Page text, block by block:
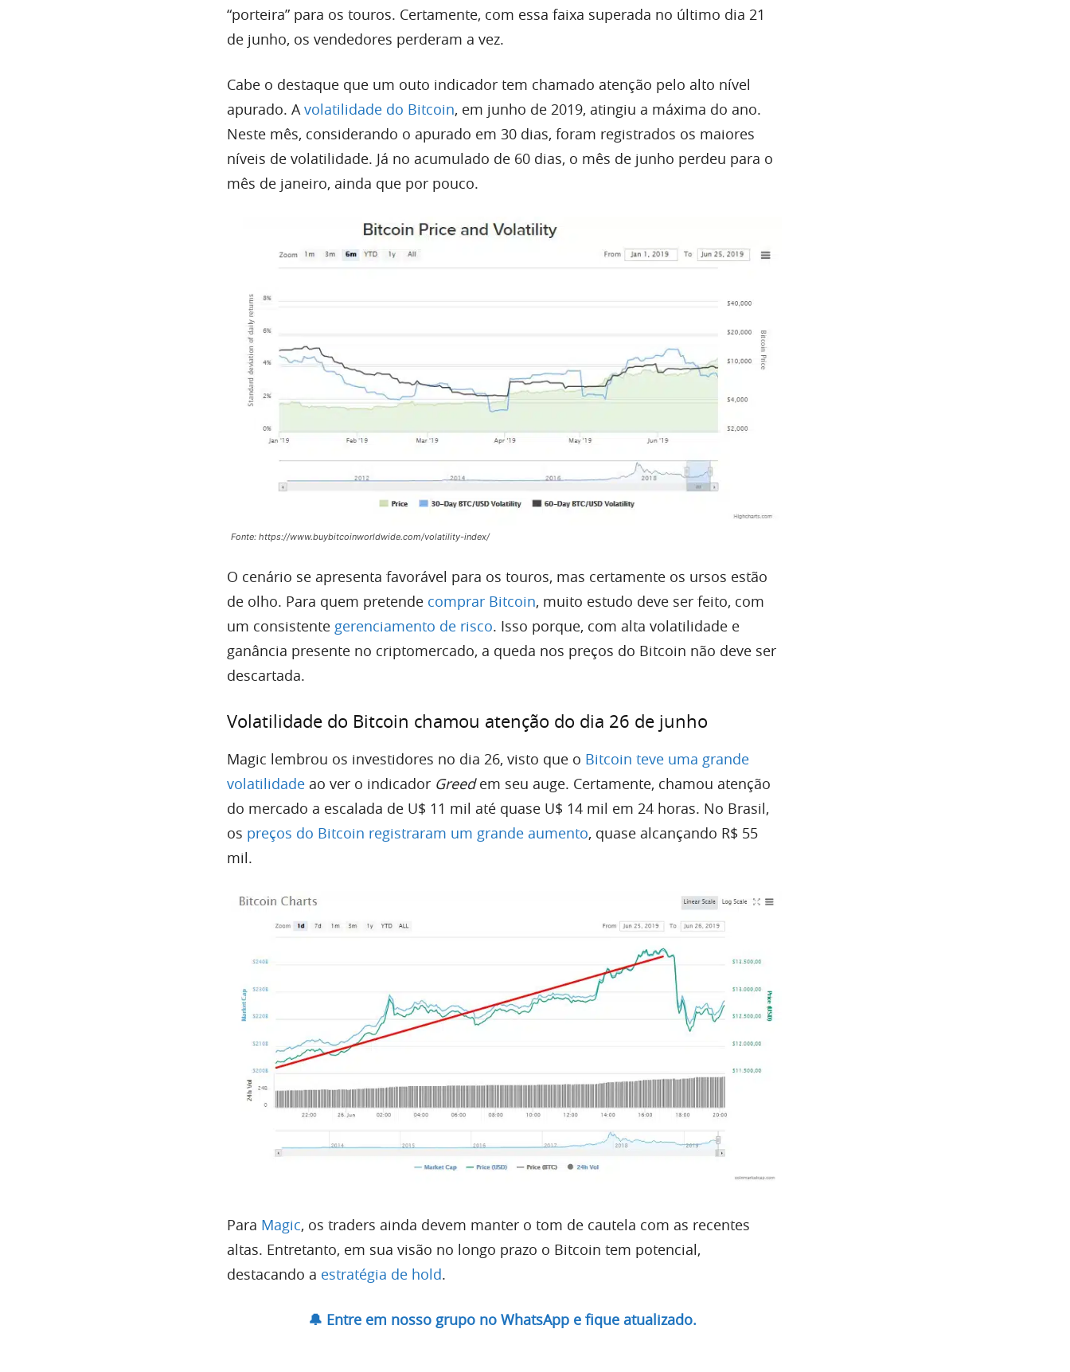
“porteira” para os touros. Certamente, com essa faixa superada no último dia 21
de junho, os vendedores perderam a vez.
Cabe o destaque que um outo indicador tem chamado atenção pelo alto nível
apurado. A volatilidade do Bitcoin, em junho de 2019, atingiu a máxima do ano.
Neste mês, considerando o apurado em 30 dias, foram registrados os maiores
níveis de volatilidade. Já no acumulado de 60 dias, o mês de junho perdeu para o
mês de janeiro, ainda que por pouco.
Fonte: https://www.buybitcoinworldwide.com/volatility-index/
O cenário se apresenta favorável para os touros, mas certamente os ursos estão
de olho. Para quem pretende comprar Bitcoin, muito estudo deve ser feito, com
um consistente gerenciamento de risco. Isso porque, com alta volatilidade e
ganância presente no criptomercado, a queda nos preços do Bitcoin não deve ser
descartada.
Volatilidade do Bitcoin chamou atenção do dia 26 de junho
Magic lembrou os investidores no dia 26, visto que o Bitcoin teve uma grande
volatilidade ao ver o indicador Greedem seu auge. Certamente, chamou atenção
do mercado a escalada de U$ 11 mil até quase U$ 14 mil em 24 horas. No Brasil,
os preços do Bitcoin registraram um grande aumento, quase alcançando R$ 55
mil.
Para Magic, os traders ainda devem manter o tom de cautela com as recentes
altas. Entretanto, em sua visão no longo prazo o Bitcoin tem potencial,
destacando a estratégia de hold.
🔔 Entre em nosso grupo no WhatsApp e fique atualizado.